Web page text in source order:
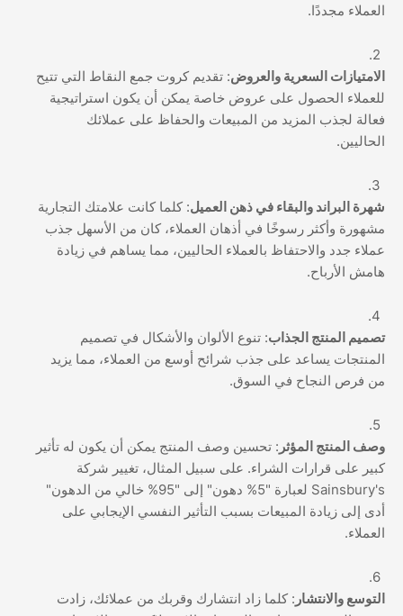
العملاء مجددًا.
الامتيازات السعرية والعروض: تقديم كروت جمع النقاط التي تتيح
للعملاء الحصول على عروض خاصة يمكن أن يكون استراتيجية
فعالة لجذب المزيد من المبيعات والحفاظ على عملائك
الحاليين.
شهرة البراند والبقاء في ذهن العميل: كلما كانت علامتك التجارية
مشهورة وأكثر رسوخًا في أذهان العملاء، كان من الأسهل جذب
عملاء جدد والاحتفاظ بالعملاء الحاليين، مما يساهم في زيادة
هامش الأرباح.
تصميم المنتج الجذاب: تنوع الألوان والأشكال في تصميم
المنتجات يساعد على جذب شرائح أوسع من العملاء، مما يزيد
من فرص النجاح في السوق.
وصف المنتج المؤثر : تحسين وصف المنتج يمكن أن يكون له تأثير
كبير على قرارات الشراء. على سبيل المثال، تغيير شركة
Sainsbury's لعبارة "5% دهون" إلى "95% خالي من الدهون"
أدى إلى زيادة المبيعات بسبب التأثير النفسي الإيجابي على
العملاء.
التوسع والانتشار : كلما زاد انتشارك وقربك من عملائك، زادت